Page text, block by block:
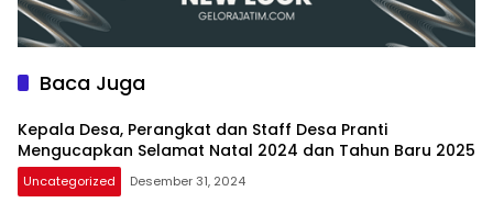
Baca Juga
Kepala Desa, Perangkat dan Staff Desa Pranti
Mengucapkan Selamat Natal 2024 dan Tahun Baru 2025
Uncategorized Desember 31, 2024